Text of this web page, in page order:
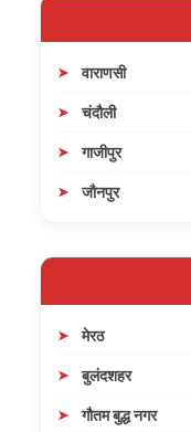
वाराणसी
चंदौली
गाजीपुर
जौनपुर
मेरठ
बुलंदशहर
गौतम बुद्ध नगर